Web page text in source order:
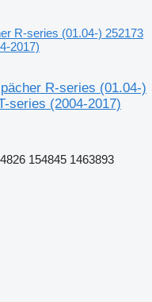
R-series (01.04-) 252173
2017)
R-series (01.04-)
series (2004-2017)
154845 1463893